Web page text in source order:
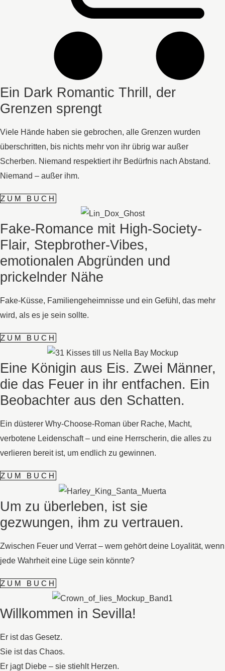
Ein Dark Romantic Thrill, der
Grenzen sprengt
Viele Hände haben sie gebrochen, alle Grenzen wurden
überschritten, bis nichts mehr von ihr übrig war außer
Scherben. Niemand respektiert ihr Bedürfnis nach Abstand.
Niemand – außer ihm.
ZUM BUCH
Fake-Romance mit High-Society-
Flair, Stepbrother-Vibes,
emotionalen Abgründen und
prickelnder Nähe
Fake-Küsse, Familiengeheimnisse und ein Gefühl, das mehr
wird, als es je sein sollte.
ZUM BUCH
Eine Königin aus Eis. Zwei Männer,
die das Feuer in ihr entfachen. Ein
Beobachter aus den Schatten.
Ein düsterer Why-Choose-Roman über Rache, Macht,
verbotene Leidenschaft – und eine Herrscherin, die alles zu
verlieren bereit ist, um endlich zu gewinnen.
ZUM BUCH
Um zu überleben, ist sie
gezwungen, ihm zu vertrauen.
Zwischen Feuer und Verrat – wem gehört deine Loyalität, wenn
jede Wahrheit eine Lüge sein könnte?
ZUM BUCH
Willkommen in Sevilla!
Er ist das Gesetz.
Sie ist das Chaos.
Er jagt Diebe – sie stiehlt Herzen.